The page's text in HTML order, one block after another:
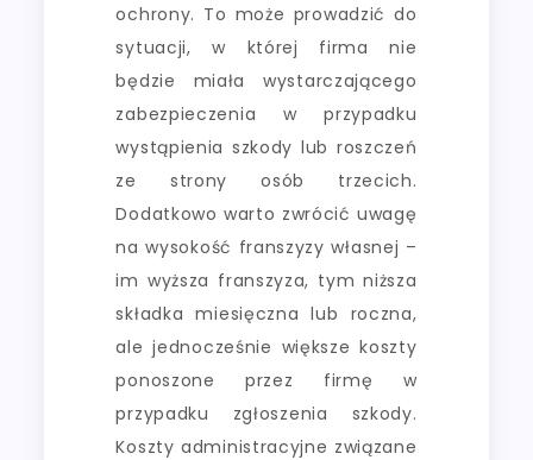
ochrony. To może prowadzić do
sytuacji, w której firma nie
będzie miała wystarczającego
zabezpieczenia w przypadku
wystąpienia szkody lub roszczeń
ze strony osób trzecich.
Dodatkowo warto zwrócić uwagę
na wysokość franszyzy własnej –
im wyższa franszyza, tym niższa
składka miesięczna lub roczna,
ale jednocześnie większe koszty
ponoszone przez firmę w
przypadku zgłoszenia szkody.
Koszty administracyjne związane